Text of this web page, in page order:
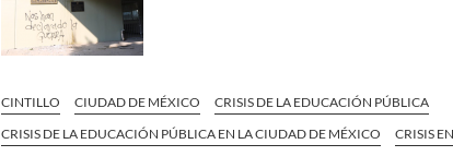
CINTILLO CIUDAD DE MÉXICO
CRISIS DE LA EDUCACIÓN PÚBLICA
CRISIS DE LA EDUCACIÓN PÚBLICA EN LA CIUDAD DE MÉXICO
CRISIS